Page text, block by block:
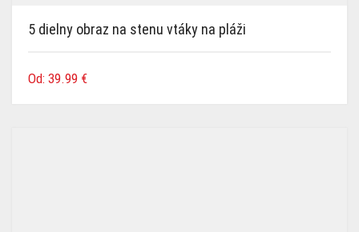
5 dielny obraz na stenu vtáky na pláži
Od: 39.99 €